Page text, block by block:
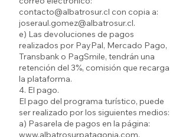
contacto@albatrosur.cl con copia a:
joseraul.gomez@albatrosur.cl.
e) Las devoluciones de pagos
realizados por PayPal, Mercado Pago,
Transbank o PagSmile, tendrán una
retención del 3%, comisión que recarga
la plataforma.
4. El pago.
El pago del programa turístico, puede
ser realizado por los siguientes medios:
a) Pasarela de pagos en la página:
www.albatrosurpatagonia.com.